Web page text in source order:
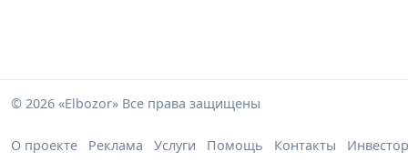
© 2026 «Elbozor» Все права защищены
О проекте Реклама Услуги Помощь Контакты